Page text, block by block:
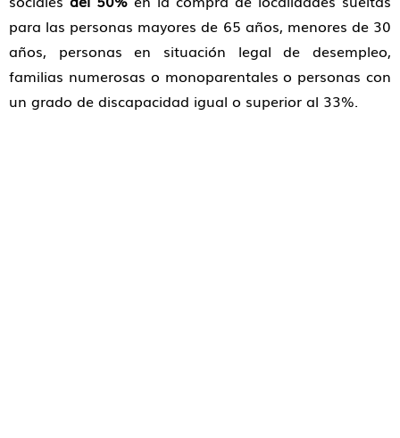
para las personas mayores de 65 años, menores de 30
años, personas en situación legal de desempleo,
familias numerosas o monoparentales o personas con
un grado de discapacidad igual o superior al 33%.